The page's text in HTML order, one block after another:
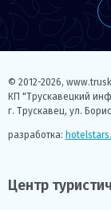
© 2012-2026,
КП "Трускавецкий
г. Трускавец, ул.
разработка:
Центр